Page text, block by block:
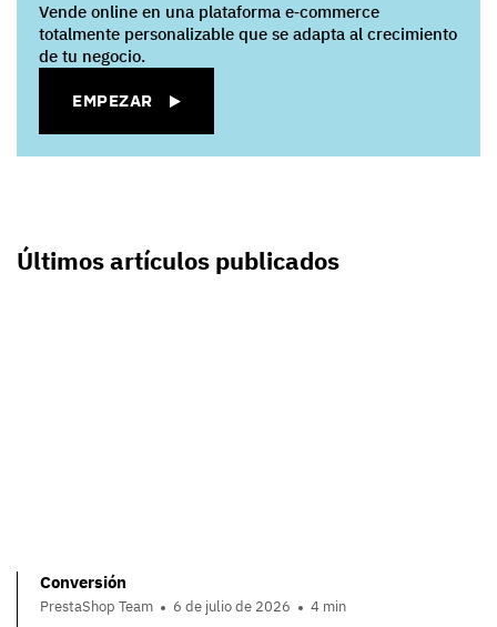
Vende online en una plataforma e‑commerce
totalmente personalizable que se adapta al crecimiento
de tu negocio.
EMPEZAR
Últimos artículos publicados
Conversión
PrestaShop Team 6 de julio de 2026 4 min